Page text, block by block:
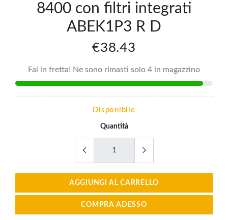
8400 con filtri integrati
ABEK1P3 R D
€38.43
Fai in fretta! Ne sono rimasti solo 4 in magazzino
Disponibile
Quantità
AGGIUNGI AL CARRELLO
COMPRA ADESSO